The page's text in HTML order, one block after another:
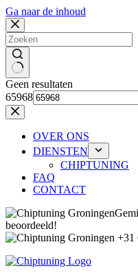
Ga naar de inhoud
Geen resultaten
65968
OVER ONS
DIENSTEN
CHIPTUNING
FAQ
CONTACT
+31